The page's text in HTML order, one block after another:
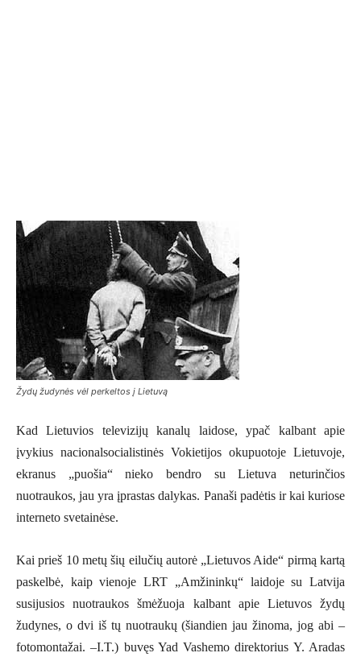
Žydų žudynės vėl perkeltos į Lietuvą
Kad Lietuvios televizijų kanalų laidose, ypač kalbant apie
įvykius nacionalsocialistinės Vokietijos okupuotoje Lietuvoje,
ekranus „puošia“ nieko bendro su Lietuva neturinčios
nuotraukos, jau yra įprastas dalykas. Panaši padėtis ir kai kuriose
interneto svetainėse.
Kai prieš 10 metų šių eilučių autorė „Lietuvos Aide“ pirmą kartą
paskelbė, kaip vienoje LRT „Amžininkų“ laidoje su Latvija
susijusios nuotraukos šmėžuoja kalbant apie Lietuvos žydų
žudynes, o dvi iš tų nuotraukų (šiandien jau žinoma, jog abi –
fotomontažai. –I.T.) buvęs Yad Vashemo direktorius Y. Aradas